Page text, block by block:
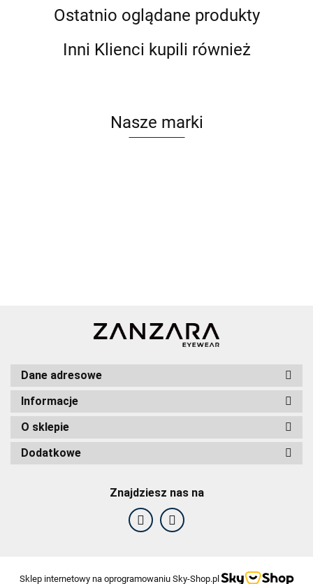
Ostatnio oglądane produkty
Inni Klienci kupili również
Nasze marki
F2F Eyewear
Dane adresowe
Informacje
O sklepie
Dodatkowe
Znajdziesz nas na
Sklep internetowy na oprogramowaniu Sky-Shop.pl